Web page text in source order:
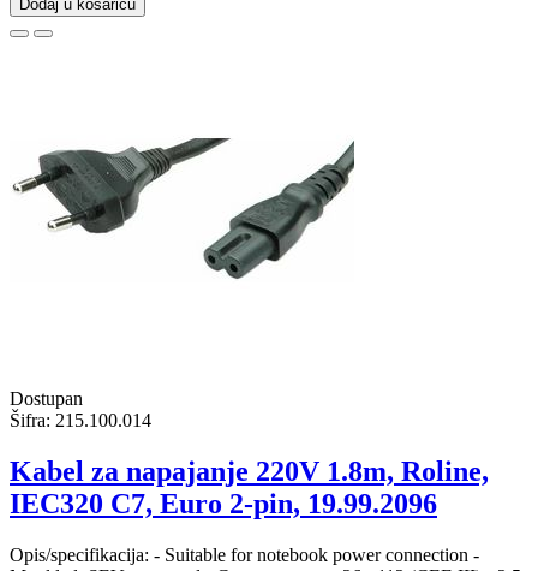
Dodaj u košaricu
Dostupan
Šifra: 215.100.014
Kabel za napajanje 220V 1.8m, Roline,
IEC320 C7, Euro 2-pin, 19.99.2096
Opis/specifikacija: - Suitable for notebook power connection -